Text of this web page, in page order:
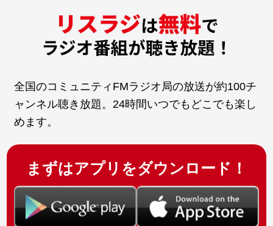
全国のコミュニティFMラジオ局の放送が約100チ
ャンネル聴き放題。24時間いつでもどこでも楽し
めます。
まずはアプリをダウンロード！